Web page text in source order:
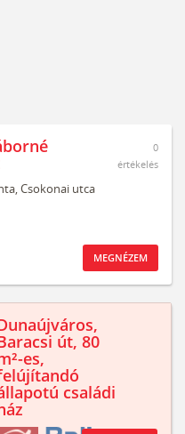
Csokonai utca
0
értékelés
MEGNÉZEM
út, 80
es,
családi